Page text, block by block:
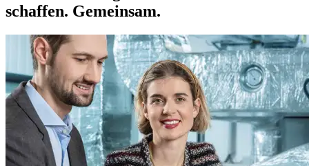
schaffen. Ge­mein­sam.